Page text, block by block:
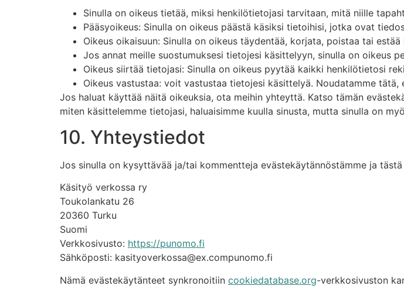
Sinulla on oikeus tietää, miksi henkilötietojasi tarvitaan, mitä niille
Pääsyoikeus: Sinulla on oikeus päästä käsiksi tietoihisi, jotka ovat
Oikeus oikaisuun: Sinulla on oikeus täydentää, korjata, poistaa tai
Jos annat meille suostumuksesi tietojesi käsittelyyn, sinulla on oikeus
Oikeus siirtää tietojasi: Sinulla on oikeus pyytää kaikki henkilötietosi
Oikeus vastustaa: voit vastustaa tietojesi käsittelyä. Noudatamme
Jos haluat käyttää näitä oikeuksia, ota meihin yhteyttä. Katso tämän
miten käsittelemme tietojasi, haluaisimme kuulla sinusta, mutta sinulla on
10. Yhteystiedot
Jos sinulla on kysyttävää ja/tai kommentteja evästekäytännöstämme ja
Käsityö verkossa ry
Toukolankatu 26
20360 Turku
Suomi
Verkkosivusto: https://punomo.fi
Sähköposti: kasityoverkossa@ex.compunomo.fi
Nämä evästekäytänteet synkronoitiin cookiedatabase.org-verkkosivuston